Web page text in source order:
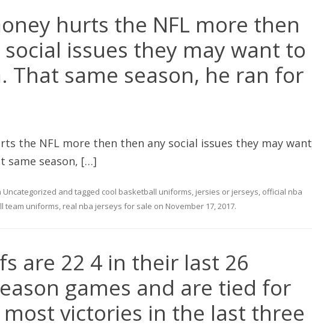
hurts the NFL more then
issues they may want to
That same season, he ran for
the NFL more then then any social issues they may want
season, […]
Uncategorized and tagged cool basketball uniforms, jersies or jerseys, official nba
team uniforms, real nba jerseys for sale on November 17, 2017.
are 22 4 in their last 26
games and are tied for
victories in the last three